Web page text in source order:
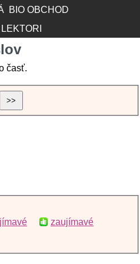
BIO OBCHOD
LEKTORI
časť.
zaujímavé